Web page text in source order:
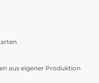
aus eigener Produktion